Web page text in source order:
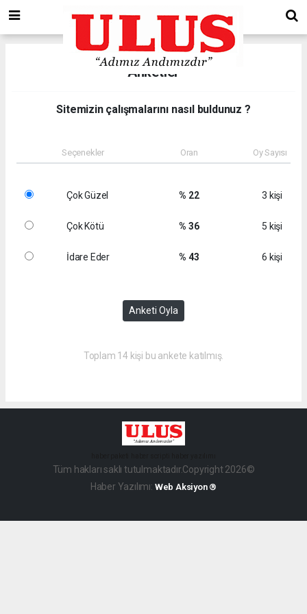
Anketler
Sitemizin çalışmalarını nasıl buldunuz ?
Seçenekler Oran Oy Sayısı
Çok Güzel % 22 3 kişi
Çok Kötü % 36 5 kişi
İdare Eder % 43 6 kişi
Anketi Oyla
Toplam 14 kişi bu ankete katılmış.
Tüm hakları saklı tutulmaktadır.Copyright 2026©
Haber Yazılımı: Web Aksiyon ®